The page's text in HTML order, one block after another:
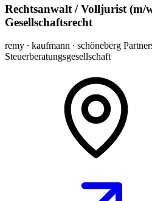
Rechtsanwalt / Volljurist (m/
Gesellschaftsrecht
remy ∙ kaufmann ∙ schöneberg
Steuerberatungsgesellschaft